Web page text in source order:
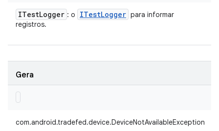
ITestLogger : o ITestLogger para informar
registros.
Gera
com.android.tradefed.device.DeviceNotAvailableException